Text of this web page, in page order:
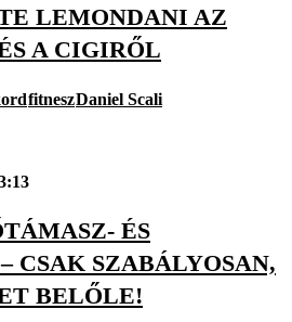
LEMONDANI AZ
A CIGIRŐL
fitneszDaniel Scali
ÉS
CSAK SZABÁLYOSAN,
BELŐLE!